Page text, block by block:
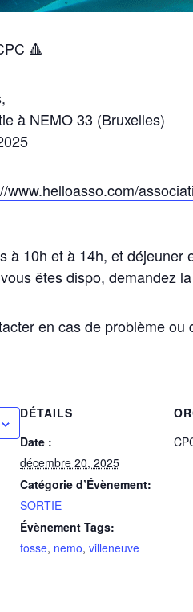
🔺
à NEMO 33 (Bruxelles)
www.helloasso.com/
à 10h et à 14h, et déjeuner
êtes dispo, demandez
en cas de problème
DÉTAILS
Date :
décembre 20, 2025
Catégorie d’Évènement:
SORTIE
Évènement Tags:
fosse, nemo, villeneuve